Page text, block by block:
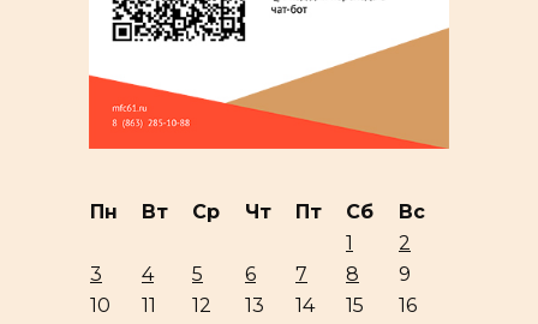
Пн Вт Ср Чт Пт Сб
Вс
1
2
3
4 5 6 7 8
9
10
11 12 13 14 15
16